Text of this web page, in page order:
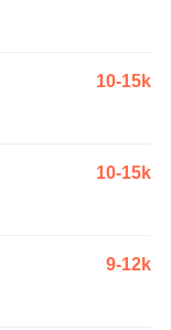
10-15k
10-15k
9-12k